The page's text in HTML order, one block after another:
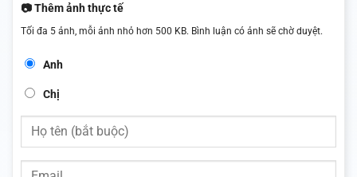
📷 Thêm ảnh thực tế
Tối đa 5 ảnh, mỗi ảnh nhỏ hơn 500 KB. Bình luận có ảnh sẽ chờ duyệt.
Anh
Chị